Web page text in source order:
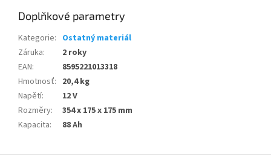
Doplňkové parametry
Kategorie: Ostatný materiál
Záruka:
2 roky
EAN:
8595221013318
Hmotnosť: 20,4 kg
Napětí:
12 V
Rozměry:
354 x 175 x 175 mm
Kapacita: 88 Ah